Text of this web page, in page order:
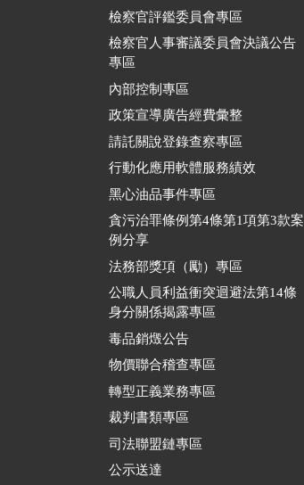
檢察官評鑑委員會專區
檢察官人事審議委員會決議公告
專區
內部控制專區
政策宣導廣告經費彙整
請託關說登錄查察專區
行動化應用軟體服務績效
黑心油品事件專區
貪污治罪條例第4條第1項第3款案
例分享
法務部獎項（勵）專區
公職人員利益衝突迴避法第14條
身分關係揭露專區
毒品銷燬公告
物價聯合稽查專區
轉型正義業務專區
裁判書類專區
司法聯盟鏈專區
公示送達